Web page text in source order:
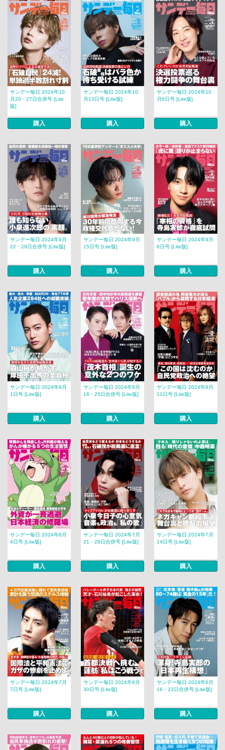
サンデー毎日 2024年10
月20・27日合併号 [Lite
版]
購入
サンデー毎日 2024年10
月13日号 [Lite版]
購入
サンデー毎日 2024年10
月6日号 [Lite版]
購入
サンデー毎日 2024年9月
22・29日合併号 [Lite版]
購入
サンデー毎日 2024年9月
15日号 [Lite版]
購入
サンデー毎日 2024年9月
8日号 [Lite版]
購入
サンデー毎日 2024年9月
1日号 [Lite版]
購入
サンデー毎日 2024年8月
18・25日合併号 [Lite版]
購入
サンデー毎日 2024年8月
11日号 [Lite版]
購入
サンデー毎日 2024年8月
4日号 [Lite版]
購入
サンデー毎日 2024年7月
21・28日合併号 [Lite版]
購入
サンデー毎日 2024年7月
14日号 [Lite版]
購入
サンデー毎日 2024年7月
7日号 [Lite版]
購入
サンデー毎日 2024年6月
30日号 [Lite版]
購入
サンデー毎日 2024年6月
16・23日合併号 [Lite版]
購入